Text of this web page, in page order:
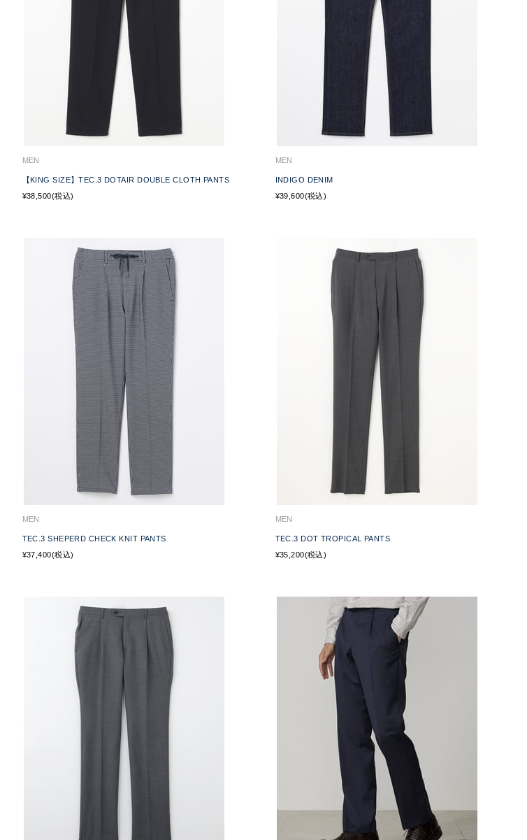
MEN
【KING SIZE】TEC.3 DOTAIR DOUBLE CLOTH PANTS
¥38,500(税込)
MEN
INDIGO DENIM
¥39,600(税込)
MEN
TEC.3 SHEPERD CHECK KNIT PANTS
¥37,400(税込)
MEN
TEC.3 DOT TROPICAL PANTS
¥35,200(税込)